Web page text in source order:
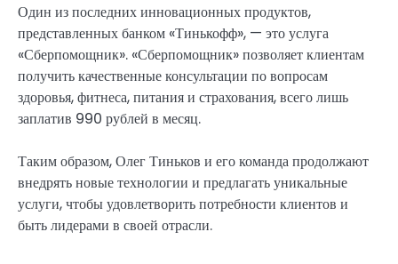
Один из последних инновационных продуктов,
представленных банком «Тинькофф», — это услуга
«Сберпомощник». «Сберпомощник» позволяет клиентам
получить качественные консультации по вопросам
здоровья, фитнеса, питания и страхования, всего лишь
заплатив 990 рублей в месяц.
Таким образом, Олег Тиньков и его команда продолжают
внедрять новые технологии и предлагать уникальные
услуги, чтобы удовлетворить потребности клиентов и
быть лидерами в своей отрасли.